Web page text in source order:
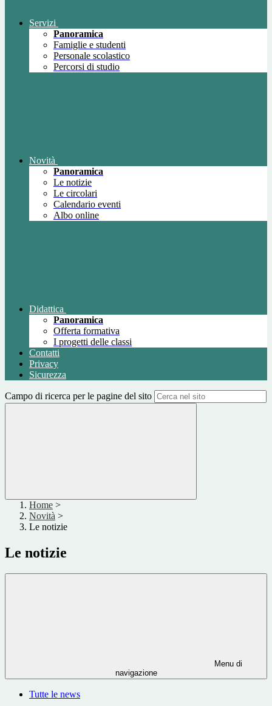
Servizi
Panoramica
Famiglie e studenti
Personale scolastico
Percorsi di studio
Novità
Panoramica
Le notizie
Le circolari
Calendario eventi
Albo online
Didattica
Panoramica
Offerta formativa
I progetti delle classi
Contatti
Privacy
Sicurezza
Campo di ricerca per le pagine del sito
Home >
Novità >
Le notizie
Le notizie
Menu di
navigazione
Tutte le news